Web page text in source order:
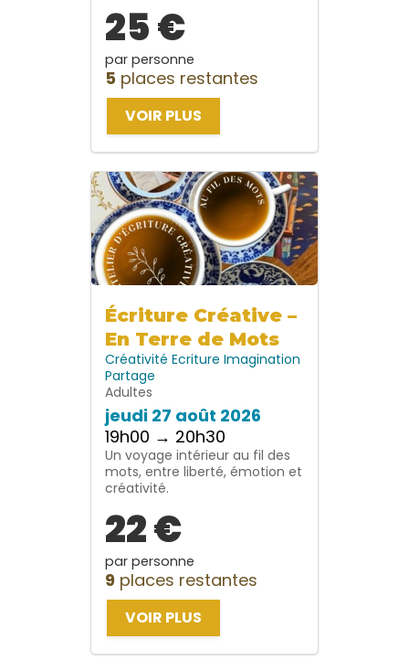
25 €
par personne
5 places restantes
VOIR PLUS
Écriture Créative –
En Terre de Mots
Créativité Ecriture Imagination
Partage
Adultes
jeudi 27 août 2026
19h00 → 20h30
Un voyage intérieur au fil des
mots, entre liberté, émotion et
créativité.
22 €
par personne
9 places restantes
VOIR PLUS